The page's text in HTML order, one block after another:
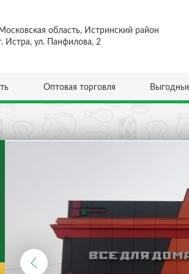
Московская область, Истринский район
Истра, ул. Панфилова, 2
Оптовая торговля